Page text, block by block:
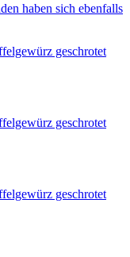
haben sich ebenfalls
geschrotet
geschrotet
geschrotet